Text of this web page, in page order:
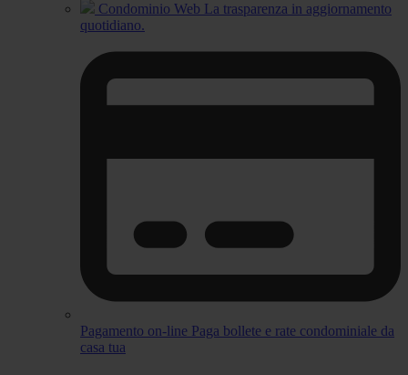
Condominio Web La trasparenza in aggiornamento
quotidiano.
Pagamento on-line Paga bollete e rate condominiale da
casa tua